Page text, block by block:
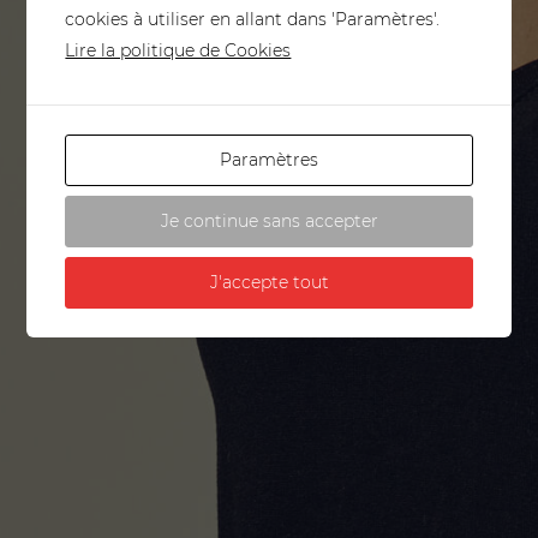
cookies à utiliser en allant dans 'Paramètres'.
Lire la politique de Cookies
Paramètres
Je continue sans accepter
J'accepte tout